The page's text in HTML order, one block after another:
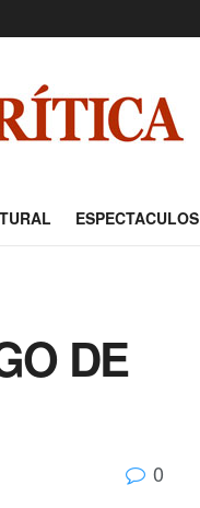
ESPECTACULOS
DE
0